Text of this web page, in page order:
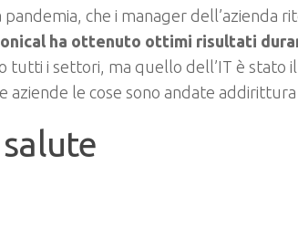
pandemia, che i manager dell’azienda
ha ottenuto ottimi risultati
tutti i settori, ma quello dell’IT è stato
aziende le cose sono andate